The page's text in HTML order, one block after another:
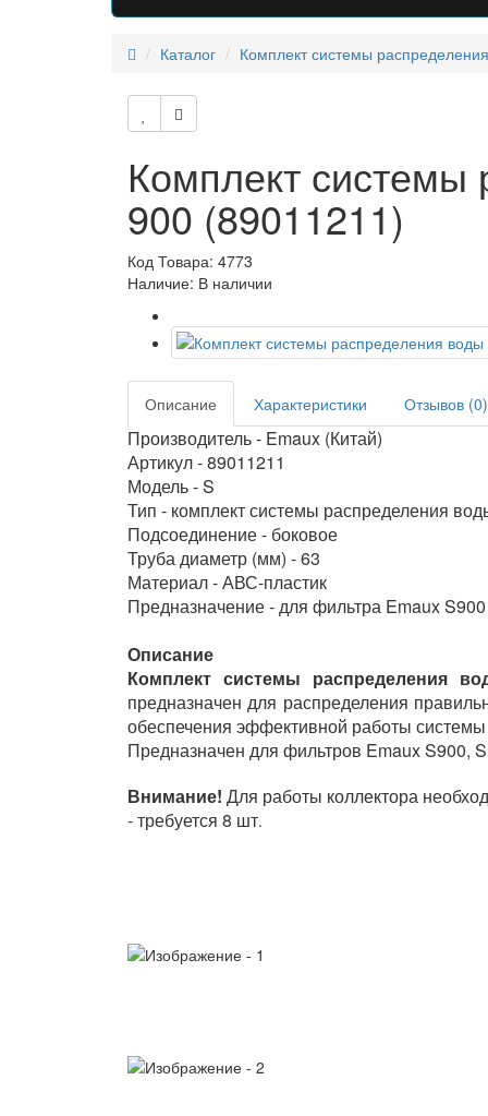
Каталог Комплект системы
Комплект системы
900 (89011211)
Код Товара: 4773
Наличие: В наличии
Описание Характеристики Отзывов (0)
Производитель - Emaux (Китай)
Артикул - 89011211
Модель - S
Тип - комплект системы распределения
Подсоединение - боковое
Труба диаметр (мм) - 63
Материал - АВС-пластик
Предназначение - для фильтра Emaux S900
Описание
Комплект системы распределения
предназначен для распределения
обеспечения эффективной работы
Предназначен для фильтров Emaux S900,
Внимание! Для работы коллектора
- требуется 8 шт.